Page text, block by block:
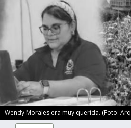
Wendy Morales era muy querida. (Foto: